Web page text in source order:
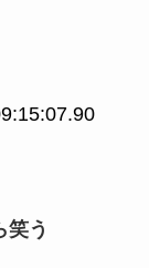
笑う